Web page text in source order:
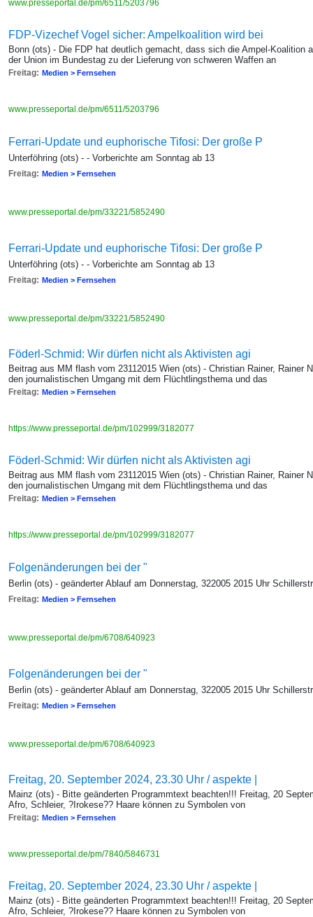
www.presseportal.de/pm/6511/5203796
FDP-Vizechef Vogel sicher: Ampelkoalition wird bei
Bonn (ots) - Die FDP hat deutlich gemacht, dass sich die Ampel-Koalition
der Union im Bundestag zu der Lieferung von schweren Waffen an
Freitag: Medien > Fernsehen
www.presseportal.de/pm/6511/5203796
Ferrari-Update und euphorische Tifosi: Der große P
Unterföhring (ots) - - Vorberichte am Sonntag ab 13
Freitag: Medien > Fernsehen
www.presseportal.de/pm/33221/5852490
Ferrari-Update und euphorische Tifosi: Der große P
Unterföhring (ots) - - Vorberichte am Sonntag ab 13
Freitag: Medien > Fernsehen
www.presseportal.de/pm/33221/5852490
Föderl-Schmid: Wir dürfen nicht als Aktivisten agi
Beitrag aus MM flash vom 23112015 Wien (ots) - Christian Rainer, Rainer
den journalistischen Umgang mit dem Flüchtlingsthema und das
Freitag: Medien > Fernsehen
https://www.presseportal.de/pm/102999/3182077
Föderl-Schmid: Wir dürfen nicht als Aktivisten agi
Beitrag aus MM flash vom 23112015 Wien (ots) - Christian Rainer, Rainer
den journalistischen Umgang mit dem Flüchtlingsthema und das
Freitag: Medien > Fernsehen
https://www.presseportal.de/pm/102999/3182077
Folgenänderungen bei der "
Berlin (ots) - geänderter Ablauf am Donnerstag, 322005 2015 Uhr
Freitag: Medien > Fernsehen
www.presseportal.de/pm/6708/640923
Folgenänderungen bei der "
Berlin (ots) - geänderter Ablauf am Donnerstag, 322005 2015 Uhr
Freitag: Medien > Fernsehen
www.presseportal.de/pm/6708/640923
Freitag, 20. September 2024, 23.30 Uhr / aspekte |
Mainz (ots) - Bitte geänderten Programmtext beachten!!! Freitag, 20
Afro, Schleier, ?Irokese?? Haare können zu Symbolen von
Freitag: Medien > Fernsehen
www.presseportal.de/pm/7840/5846731
Freitag, 20. September 2024, 23.30 Uhr / aspekte |
Mainz (ots) - Bitte geänderten Programmtext beachten!!! Freitag, 20
Afro, Schleier, ?Irokese?? Haare können zu Symbolen von